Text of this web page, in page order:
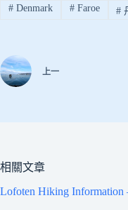
#Denmark #Faroe #
上一
相關文章
Lofoten Hiking Information